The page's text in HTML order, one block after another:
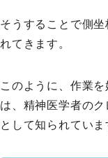
そうすることで側
れてきます。
このように、作業
は、精神医学者の
として知られていま